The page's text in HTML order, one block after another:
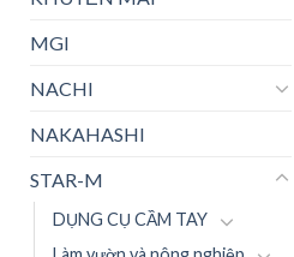
MGI
NACHI
NAKAHASHI
STAR-M
DỤNG CỤ CẦM TAY